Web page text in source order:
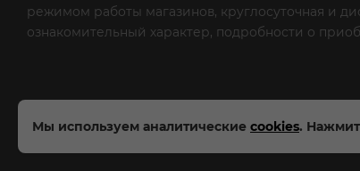
Мы используем аналитические cookies.
режимом работы магазинов, круглосуточная и
ознакомительный характер, подробности о